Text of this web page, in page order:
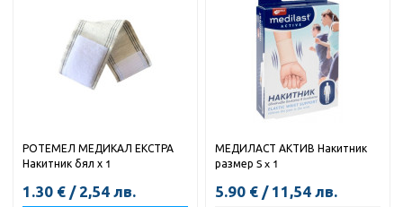
РОТЕМЕЛ МЕДИКАЛ ЕКСТРА
Накитник бял х 1
1.30 € / 2,54 лв.
МЕДИЛАСТ АКТИВ Накитник
размер S x 1
5.90 € / 11,54 лв.